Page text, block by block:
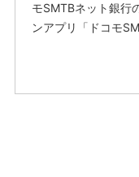
モSMTBネット銀行
ンアプリ「ドコモ